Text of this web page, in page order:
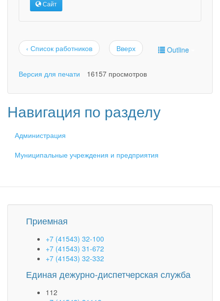
Сайт
Outline
‹ Список работников Вверх
Версия для печати 16157 просмотров
Навигация по разделу
Администрация
Муниципальные учреждения и предприятия
Приемная
+7 (41543) 32-100
+7 (41543) 31-672
+7 (41543) 32-332
Единая дежурно-диспетчерская служба
112